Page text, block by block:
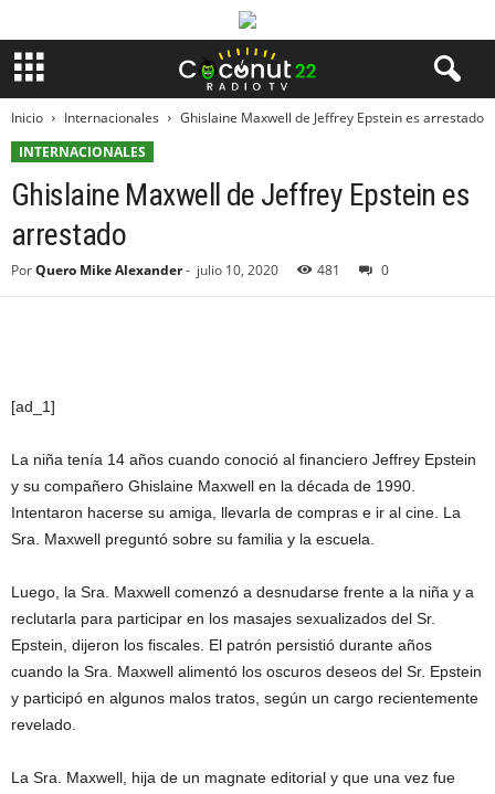
Inicio Internacionales
Ghislaine Maxwell de Jeffrey Epstein es arrestado
INTERNACIONALES
Ghislaine Maxwell de Jeffrey Epstein es
arrestado
PorQuero Mike Alexander- julio 10, 2020 481 0
[ad_1]
La niña tenía 14 años cuando conoció al financiero Jeffrey Epstein
y su compañero Ghislaine Maxwell en la década de 1990.
Intentaron hacerse su amiga, llevarla de compras e ir al cine. La
Sra. Maxwell preguntó sobre su familia y la escuela.
Luego, la Sra. Maxwell comenzó a desnudarse frente a la niña y a
reclutarla para participar en los masajes sexualizados del Sr.
Epstein, dijeron los fiscales. El patrón persistió durante años
cuando la Sra. Maxwell alimentó los oscuros deseos del Sr. Epstein
y participó en algunos malos tratos, según un cargo recientemente
revelado.
La Sra. Maxwell, hija de un magnate editorial y que una vez fue